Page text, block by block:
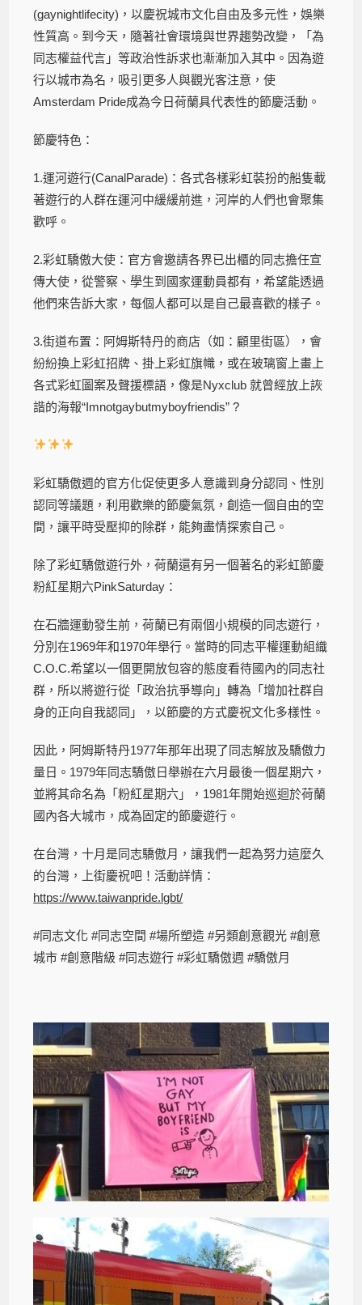
(gaynightlifecity)，以慶祝城市文化自由及多元性，娛樂
性質高。到今天，隨著社會環境與世界趨勢改變，「為
同志權益代言」等政治性訴求也漸漸加入其中。因為遊
行以城市為名，吸引更多人與觀光客注意，使
Amsterdam Pride成為今日荷蘭具代表性的節慶活動。
節慶特色：
1.運河遊行(CanalParade)：各式各樣彩虹裝扮的船隻載
著遊行的人群在運河中緩緩前進，河岸的人們也會聚集
歡呼。
2.彩虹驕傲大使：官方會邀請各界已出櫃的同志擔任宣
傳大使，從警察、學生到國家運動員都有，希望能透過
他們來告訴大家，每個人都可以是自己最喜歡的樣子。
3.街道布置：阿姆斯特丹的商店（如：顧里街區），會
紛紛換上彩虹招牌、掛上彩虹旗幟，或在玻璃窗上畫上
各式彩虹圖案及聲援標語，像是Nyxclub 就曾經放上詼
諧的海報“Imnotgaybutmyboyfriendis” ?
彩虹驕傲週的官方化促使更多人意識到身分認同、性別
認同等議題，利用歡樂的節慶氣氛，創造一個自由的空
間，讓平時受壓抑的除群，能夠盡情探索自己。
除了彩虹驕傲遊行外，荷蘭還有另一個著名的彩虹節慶
粉紅星期六PinkSaturday：
在石牆運動發生前，荷蘭已有兩個小規模的同志遊行，
分別在1969年和1970年舉行。當時的同志平權運動組織
C.O.C.希望以一個更開放包容的態度看待國內的同志社
群，所以將遊行從「政治抗爭導向」轉為「增加社群自
身的正向自我認同」，以節慶的方式慶祝文化多樣性。
因此，阿姆斯特丹1977年那年出現了同志解放及驕傲力
量日。1979年同志驕傲日舉辦在六月最後一個星期六，
並將其命名為「粉紅星期六」，1981年開始巡迴於荷蘭
國內各大城市，成為固定的節慶遊行。
在台灣，十月是同志驕傲月，讓我們一起為努力這麼久
的台灣，上街慶祝吧！活動詳情：
https://www.taiwanpride.lgbt/
#同志文化 #同志空間 #場所塑造 #另類創意觀光 #創意
城市 #創意階級 #同志遊行 #彩虹驕傲週 #驕傲月